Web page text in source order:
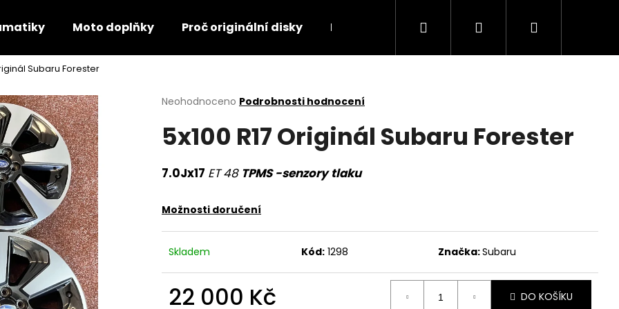
Moto doplňky Proč originální disky Doprava Kontakty
Hledat PřihlášeníNákupní
Subaru Forester
Průměrné
produktu
je
z
5
Neohodnoceno Podrobnosti hodnocení
5x100 R17 Originál Subaru Forester
7.0Jx17 ET 48 TPMS -senzory tlaku
Možnosti doručení
Skladem Kód: 1298 Značka:Subaru
22 000 Kč DO KOŠÍKU
Co potřebujete najít?
HLEDAT
Doporučujeme